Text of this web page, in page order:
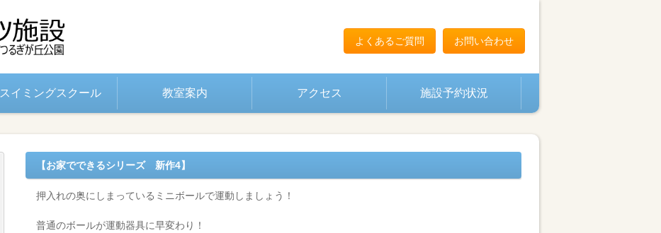
よくあるご質問 お問い合わせ
スイミングスクール 教室案内 アクセス 施設予約状況
【お家でできるシリーズ 新作4】
押入れの奥にしまっているミニボールで運動しましょう！
普通のボールが運動器具に早変わり！